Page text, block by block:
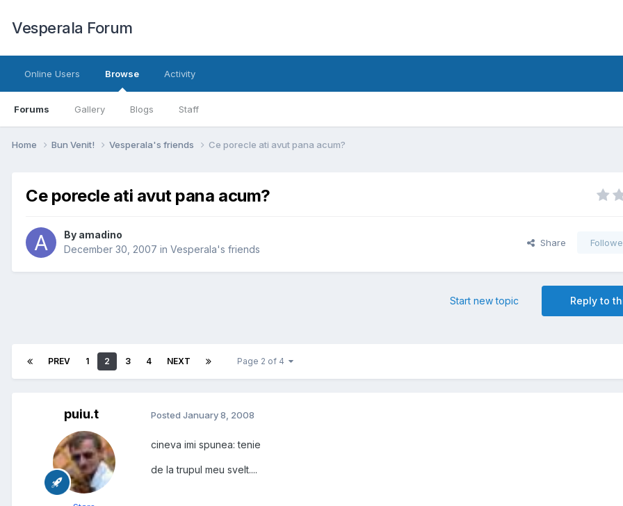
Vesperala Forum
Online Users Browse
Forums Gallery Blogs Staff
Activity
Home Bun Venit! Vesperala's friends Ce porecle ati avut pana acum?
Ce porecle ati avut pana acum?
By amadino
December 30, 2007 in Vesperala's friends
Share
Reply to
Start new topic
PREV 1 2 3 4 NEXT Page 2 of 4
puiu.t Posted January 8, 2008
cineva imi spunea: tenie
de la trupul meu svelt....